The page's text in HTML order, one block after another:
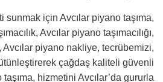
sunmak için Avcılar piyano taşıma,
Avcılar piyano taşımacılığı,
piyano nakliye, tecrübemizi,
çağdaş kaliteli güvenli
taşıma, hizmetini Avcılar’da gururla